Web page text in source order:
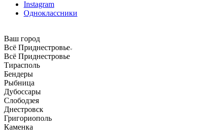
Instagram
Одноклассники
Ваш город
Всё Приднестровье
Всё Приднестровье
Тирасполь
Бендеры
Рыбница
Дубоссары
Слободзея
Днестровск
Григориополь
Каменка